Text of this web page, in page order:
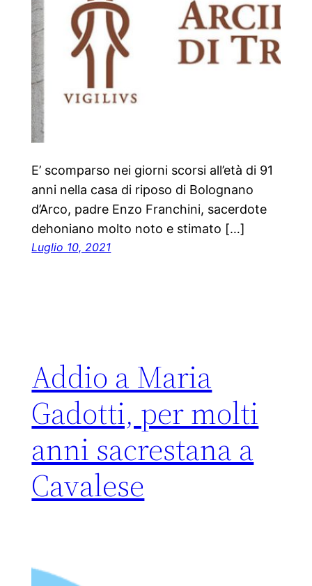
E’ scomparso nei giorni scorsi all’età di 91
anni nella casa di riposo di Bolognano
d’Arco, padre Enzo Franchini, sacerdote
dehoniano molto noto e stimato […]
Luglio 10, 2021
Addio a Maria
Gadotti, per molti
anni sacrestana a
Cavalese